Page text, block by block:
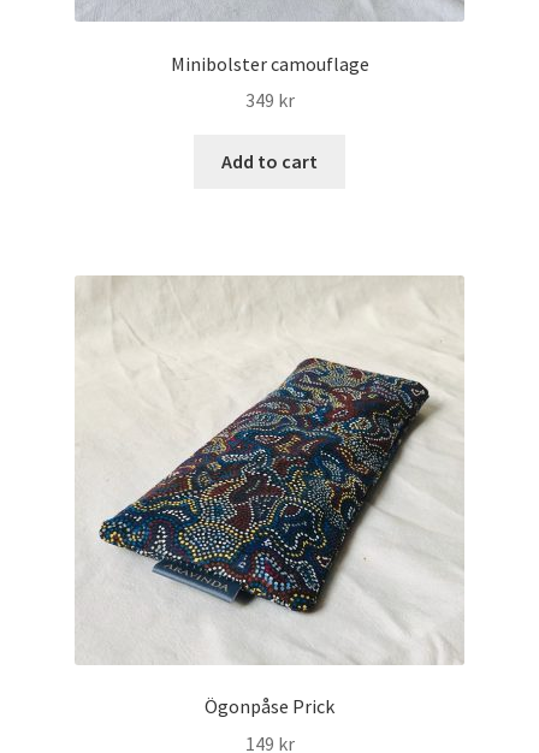
Minibolster camouflage
349 kr
Add to cart
Ögonpåse Prick
149 kr